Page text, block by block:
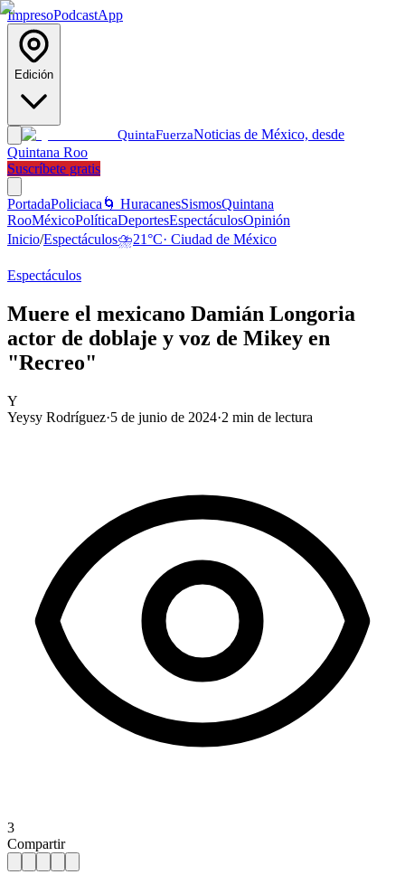
ImpresoPodcastApp
Edición
QuintaFuerzaNoticias de México, desde
Quintana Roo
Suscríbete gratis
PortadaPoliciaca 🌀 HuracanesSismosQuintana
RooMéxicoPolíticaDeportesEspectáculosOpinión
Inicio/Espectáculos⛈️21°C· Ciudad de México
Espectáculos
Muere el mexicano Damián Longoria
actor de doblaje y voz de Mikey en
"Recreo"
Y
Yeysy Rodríguez·5 de junio de 2024·2 min de lectura
3
Compartir